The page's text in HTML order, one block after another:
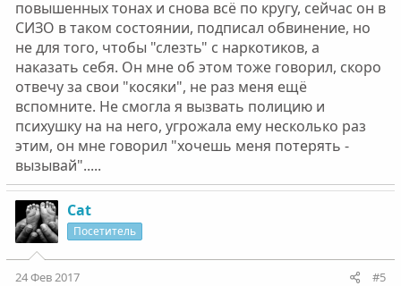
повышенных тонах и снова всё по кругу, сейчас он в
СИЗО в таком состоянии, подписал обвинение, но
не для того, чтобы "слезть" с наркотиков, а
наказать себя. Он мне об этом тоже говорил, скоро
отвечу за свои "косяки", не раз меня ещё
вспомните. Не смогла я вызвать полицию и
психушку на на него, угрожала ему несколько раз
этим, он мне говорил "хочешь меня потерять -
вызывай".....
Cat
Посетитель
24 Фев 2017 #5